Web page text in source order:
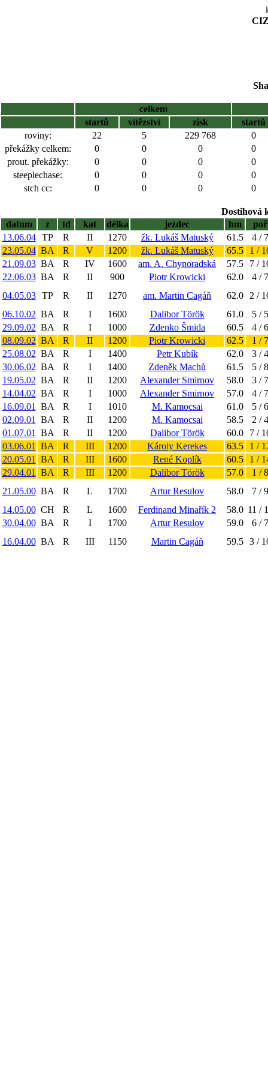
celkem
startů
vítězství zisk
startů
roviny:
22 5 229 768
0
překážky celkem:
0 0 0
0
prout. překážky:
0 0 0
0
steeplechase:
0 0 0
0
stch cc:
0 0 0 0
Dostihová
datum
z td kat délka jezdec hm
poř
13.06.04
TP R II 1270 žk. Lukáš Matuský 61.5
4 / 7
23.05.04 BA R V 1200 žk. Lukáš Matuský 65.5
1 /
21.09.03 BA R IV 1600 am. A. Chynoradská 57.5
7 /
22.06.03 BA R II 900 Piotr Krowicki 62.0
4 / 7
04.05.03
TP R II 1270 am. Martin Cagáň 62.0
2 /
06.10.02 BA R I 1600 Dalibor Török 61.0
5 / 5
29.09.02 BA R I 1000 Zdenko Šmida 60.5
4 / 6
08.09.02 BA R II 1200 Piotr Krowicki 62.5
1 / 7
25.08.02 BA R I 1400 Petr Kubík 62.0
3 / 4
30.06.02 BA R I 1400 Zdeněk Machů 61.5
5 / 8
19.05.02 BA R II 1200 Alexander Smirnov 58.0
3 / 7
14.04.02 BA R I 1000 Alexander Smirnov 57.0
4 / 7
16.09.01
BA R I 1010 M. Kamocsai 61.0
5 / 6
02.09.01
BA R II 1200 M. Kamocsai 58.5
2 / 4
01.07.01
BA R II 1200 Dalibor Török 60.0
7 /
03.06.01
BA R III 1200 Károly Kerekes 63.5
1 /
20.05.01
BA R III 1600 René Koplík 60.5
1 /
29.04.01
BA R III 1200 Dalibor Török 57.0
1 / 8
21.05.00 BA R L 1700 Artur Resulov 58.0
7 / 9
14.05.00 CH R L 1600 Ferdinand Minařík 2 58.0 11 /
30.04.00 BA R I 1700 Artur Resulov 59.0
6 / 7
16.04.00 BA R III 1150 Martin Cagáň 59.5 3 /